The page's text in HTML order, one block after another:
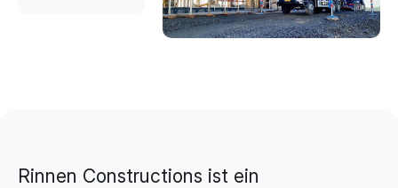
360° Marketing
Rinnen Constructions ist ein